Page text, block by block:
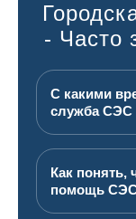
- Часто
С какими
служба СЭС
Как понять,
помощь